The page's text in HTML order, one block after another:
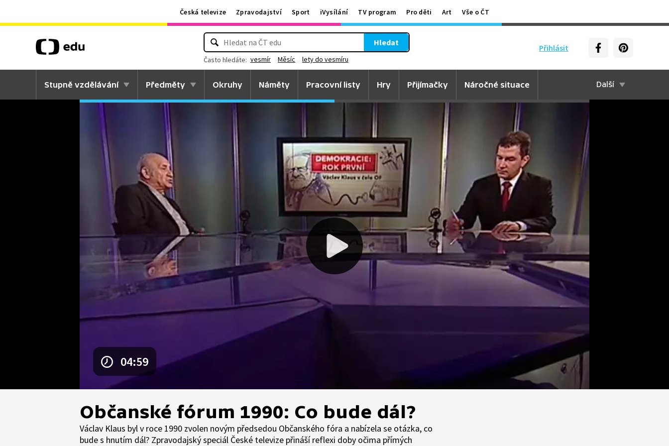
Česká televize Zpravodajství Sport iVysílání TV program Pro děti Art Vše o ČT
Přihlásit
Hledat
Často hledáte: vesmír Měsíc lety do vesmíru
Stupně vzdělávání Předměty Okruhy Náměty Pracovní listy Hry Přijímačky Náročné situace Další
04:59
Občanské fórum 1990: Co bude dál?
Václav Klaus byl v roce 1990 zvolen novým předsedou Občanského fóra a nabízela se otázka, co
bude s hnutím dál? Zpravodajský speciál České televize přináší reflexi doby očima přímých